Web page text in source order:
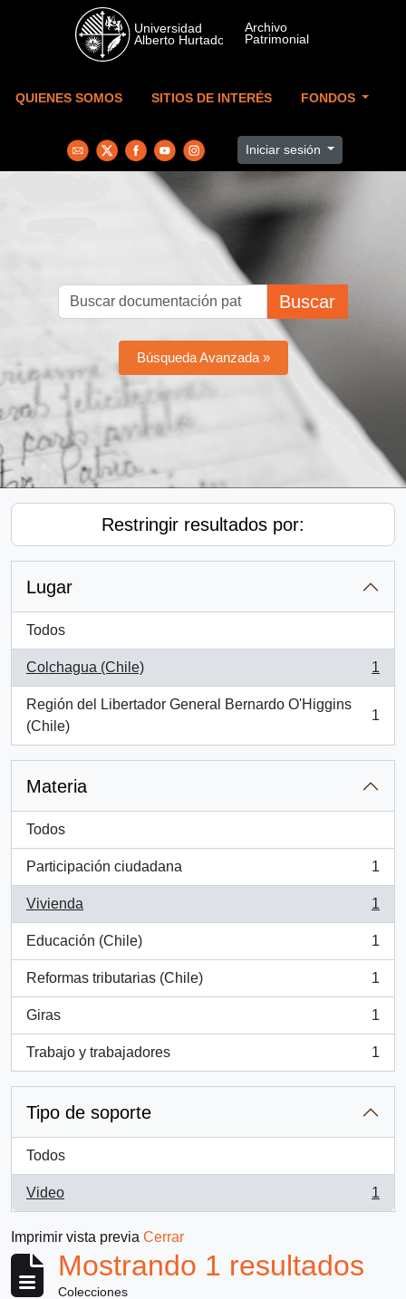
Skip to main content
QUIENES SOMOS SITIOS DE INTERÉS FONDOS
Iniciar sesión
Buscar
Búsqueda Avanzada »
Restringir resultados por:
Lugar
Todos
Colchagua (Chile)
, 1 resultados
1
Región del Libertador General Bernardo O'Higgins
(Chile)
, 1 resultados
1
Materia
Todos
Participación ciudadana
, 1 resultados
1
Vivienda
, 1 resultados
1
Educación (Chile)
, 1 resultados
1
Reformas tributarias (Chile)
, 1 resultados
1
Giras
, 1 resultados
1
Trabajo y trabajadores
, 1 resultados
1
Tipo de soporte
Todos
Video
, 1 resultados
1
Imprimir vista previa Cerrar
Mostrando 1 resultados
Colecciones